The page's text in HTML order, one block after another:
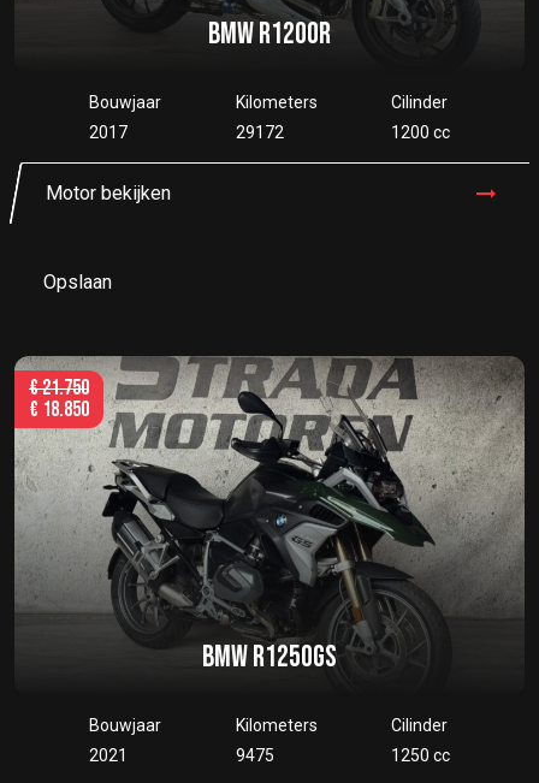
BMW R1200R
Bouwjaar
2017
Kilometers
29172
Cilinder
1200 cc
Motor bekijken
Opslaan
BMW R1250GS
Bouwjaar
2021
Kilometers
9475
Cilinder
1250 cc
€21.750
€ 18.850